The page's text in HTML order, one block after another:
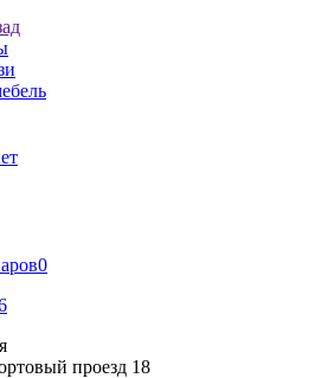
0
проезд 18